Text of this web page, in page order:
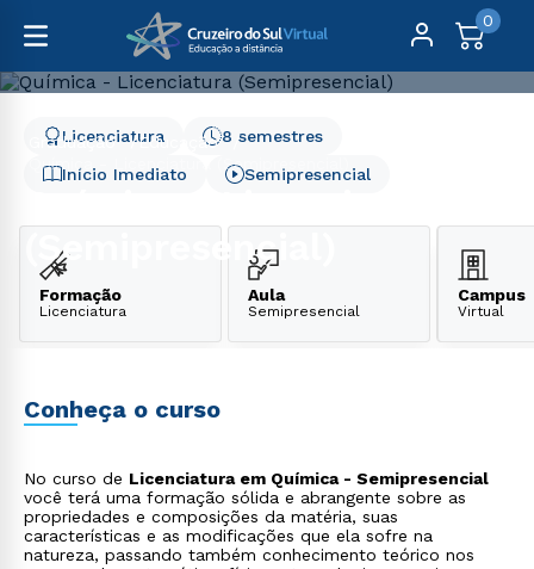
0
Graduação
Educação
Química - Licenciatura (Semipresencial)
(Semipresencial)
Início Imediato
8 semestres
Licenciatura
Semipresencial
Formação
Licenciatura
Aula
Semipresencial
Campus
Virtual
Conheça o curso
No curso de Licenciatura em Química - Semipresencial
você terá uma formação sólida e abrangente sobre as
propriedades e composições da matéria, suas
características e as modificações que ela sofre na
natureza, passando também conhecimento teórico nos